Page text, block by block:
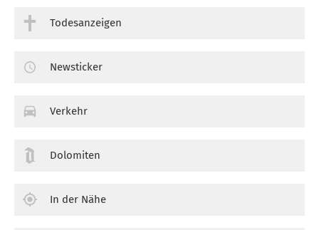
Todesanzeigen
Newsticker
Verkehr
Dolomiten
In der Nähe